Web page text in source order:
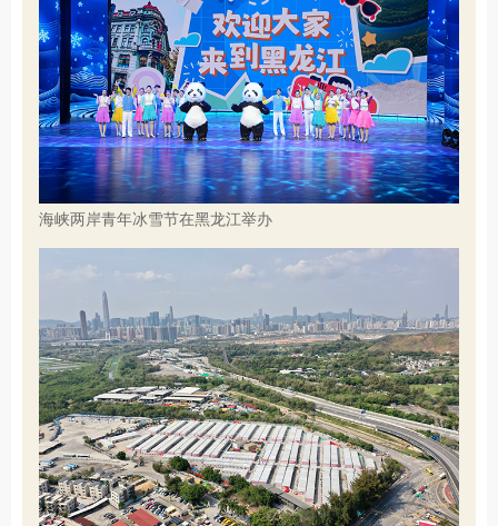
海峡两岸青年冰雪节在黑龙江举办